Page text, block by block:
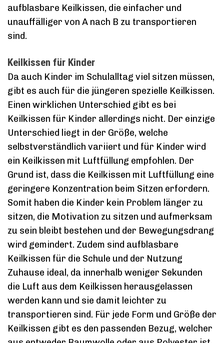
aufblasbare Keilkissen, die einfacher und
unauffälliger von A nach B zu transportieren
sind.
Keilkissen für Kinder
Da auch Kinder im Schulalltag viel sitzen müssen,
gibt es auch für die jüngeren spezielle Keilkissen.
Einen wirklichen Unterschied gibt es bei
Keilkissen für Kinder allerdings nicht. Der einzige
Unterschied liegt in der Größe, welche
selbstverständlich variiert und für Kinder wird
ein Keilkissen mit Luftfüllung empfohlen. Der
Grund ist, dass die Keilkissen mit Luftfüllung eine
geringere Konzentration beim Sitzen erfordern.
Somit haben die Kinder kein Problem länger zu
sitzen, die Motivation zu sitzen und aufmerksam
zu sein bleibt bestehen und der Bewegungsdrang
wird gemindert. Zudem sind aufblasbare
Keilkissen für die Schule und der Nutzung
Zuhause ideal, da innerhalb weniger Sekunden
die Luft aus dem Keilkissen herausgelassen
werden kann und sie damit leichter zu
transportieren sind. Für jede Form und Größe der
Keilkissen gibt es den passenden Bezug, welcher